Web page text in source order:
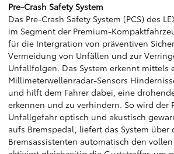
Pre-Crash Safety System
Das Pre-Crash Safety System (PCS) des
im Segment der Premium-
für die Intergration von präventiven
Vermeidung von Unfällen und zur
Unfallfolgen. Das System erkennt mittels
Millimeterwellenradar-Sensors
und hilft dem Fahrer dabei, eine
erkennen und zu verhindern. So wird der
Unfallgefahr optisch und akustisch
aufs Bremspedal, liefert das System über
Bremsassistenten automatisch den